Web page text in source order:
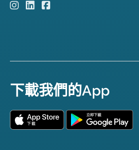
下載我們的App